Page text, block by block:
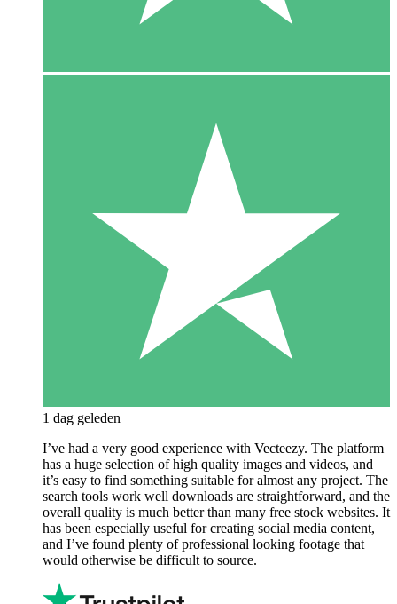
1 dag geleden
I’ve had a very good experience with Vecteezy. The platform
has a huge selection of high quality images and videos, and
it’s easy to find something suitable for almost any project. The
search tools work well downloads are straightforward, and the
overall quality is much better than many free stock websites. It
has been especially useful for creating social media content,
and I’ve found plenty of professional looking footage that
would otherwise be difficult to source.